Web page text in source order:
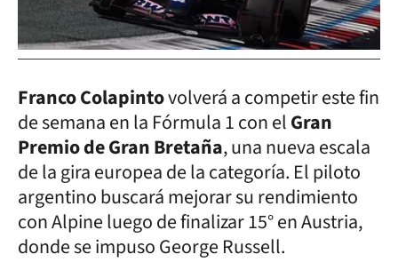
Franco Colapintovolverá a competir este fin
de semana en la Fórmula 1 con elGran
Premio de Gran Bretaña, una nueva escala
de la gira europea de la categoría. El piloto
argentino buscará mejorar su rendimiento
con Alpine luego de finalizar 15° en Austria,
donde se impuso George Russell.